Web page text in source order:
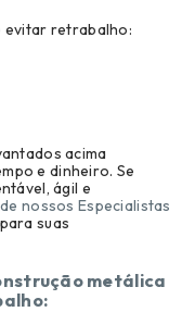
evitar retrabalho:
acima
e dinheiro. Se
ágil e
nossos Especialistas
suas
metálica